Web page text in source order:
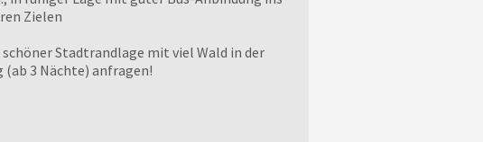
Zielen
Stadtrandlage mit viel Wald in der
3 Nächte) anfragen!